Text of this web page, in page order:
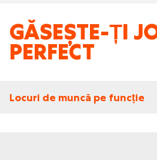
GĂSEȘTE-ȚI
PERFECT
Locuri de muncă pe funcție